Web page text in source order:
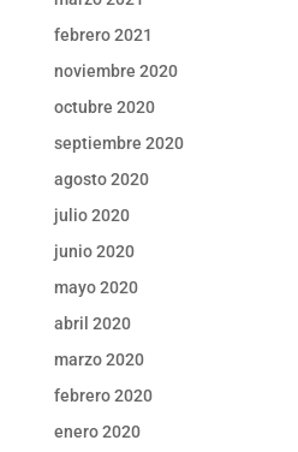
febrero 2021
noviembre 2020
octubre 2020
septiembre 2020
agosto 2020
julio 2020
junio 2020
mayo 2020
abril 2020
marzo 2020
febrero 2020
enero 2020